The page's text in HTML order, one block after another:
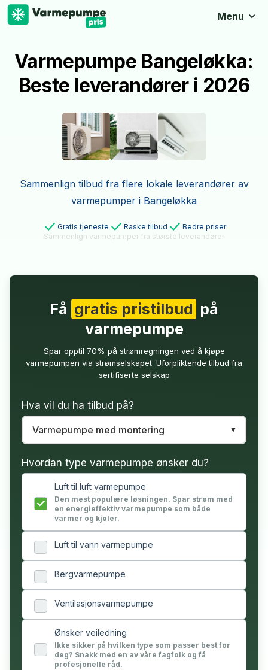
Menu
Varmepumpe Bangeløkka:
Beste leverandører i 2026
Sammenlign tilbud fra flere lokale leverandører av
varmepumper i Bangeløkka
Gratis tjeneste Raske tilbud
Bedre priser
Sammenlign varmepumper fra største leverandører
Få gratis pristilbud på
varmepumpe
Spar opptil 70% på strømregningen ved å kjøpe
varmepumpen via strømselskapet. Uforpliktende tilbud fra
sertifiserte selskap
Hva vil du ha tilbud på?
Hvordan type varmepumpe ønsker du?
Luft til luft varmepumpe
Den mest populære løsningen. Spar strøm med
en energieffektiv varmepumpe som både
varmer og kjøler.
Luft til vann varmepumpe
Bergvarmepumpe
Ventilasjonsvarmepumpe
Ønsker veiledning
Ikke sikker på hvilken type som passer best for
deg? Snakk med en av våre fagfolk og få
profesjonelle råd.